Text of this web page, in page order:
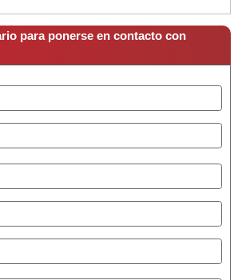
para ponerse en contacto con